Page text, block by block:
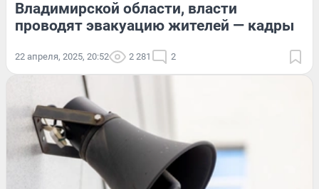
Владимирской области, власти
проводят эвакуацию жителей — кадры
22 апреля, 2025, 20:52 2 281 2